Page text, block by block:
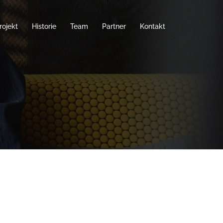
Historie Team Partner Kontakt